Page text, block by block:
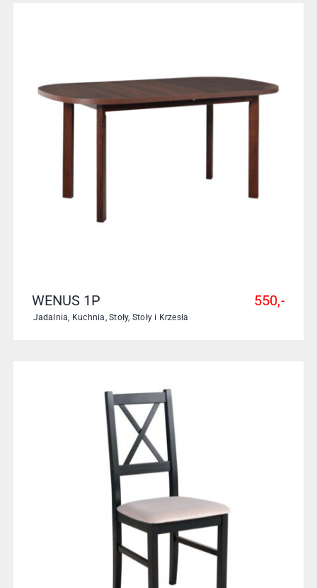
WENUS 1P
Jadalnia Kuchnia ,Stoły, Stoły i Krzesła
550,-